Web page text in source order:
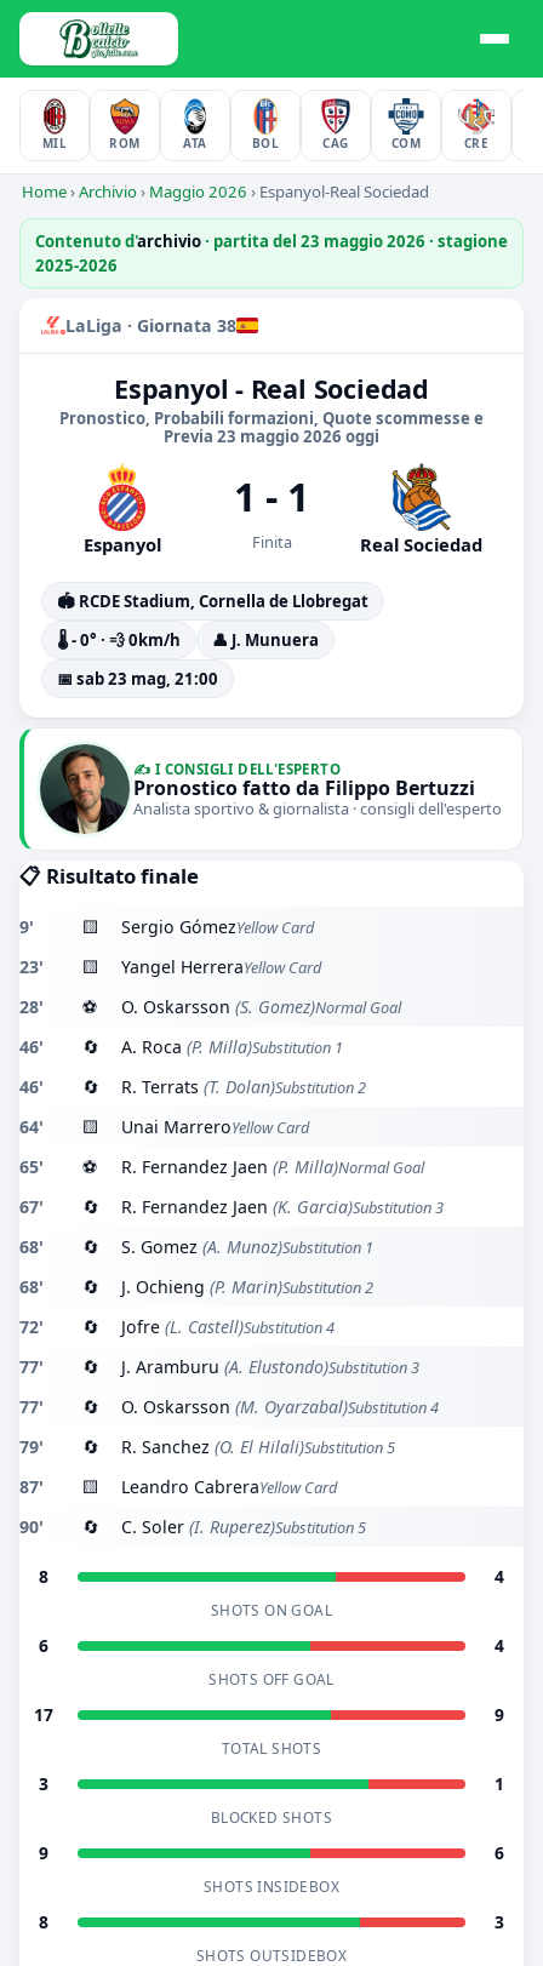
MIL ROM ATA BOL CAG COM CRE
Home›Archivio› Maggio 2026 › Espanyol-Real Sociedad
Contenuto d'archivio· partita del 23 maggio 2026 · stagione
2025-2026
LaLiga · Giornata 38
Espanyol - Real Sociedad
Pronostico, Probabili formazioni, Quote scommesse e
Previa 23 maggio 2026 oggi
Espanyol
1 - 1
Finita Real Sociedad
🏟️ RCDE Stadium, Cornella de Llobregat
🌡️ - 0° · 💨 0km/h
👤 J. Munuera
📅 sab 23 mag, 21:00
✍️ I CONSIGLI DELL'ESPERTO
Pronostico fatto da Filippo Bertuzzi
Analista sportivo & giornalista · consigli dell'esperto
📋 Risultato finale
9' 🟨 Sergio GómezYellow Card
23' 🟨 Yangel HerreraYellow Card
28' ⚽ O. Oskarsson (S. Gomez)Normal Goal
46' 🔄 A. Roca (P. Milla)Substitution 1
46' 🔄 R. Terrats (T. Dolan)Substitution 2
64' 🟨 Unai MarreroYellow Card
65' ⚽ R. Fernandez Jaen (P. Milla)Normal Goal
67' 🔄 R. Fernandez Jaen (K. Garcia)Substitution 3
68' 🔄 S. Gomez (A. Munoz)Substitution 1
68' 🔄 J. Ochieng (P. Marin)Substitution 2
72' 🔄 Jofre (L. Castell)Substitution 4
77' 🔄 J. Aramburu (A. Elustondo)Substitution 3
77' 🔄 O. Oskarsson (M. Oyarzabal)Substitution 4
79' 🔄 R. Sanchez (O. El Hilali)Substitution 5
87' 🟨 Leandro CabreraYellow Card
90' 🔄 C. Soler (I. Ruperez)Substitution 5
8 4
SHOTS ON GOAL
6 4
SHOTS OFF GOAL
17 9
TOTAL SHOTS
3 1
BLOCKED SHOTS
9 6
SHOTS INSIDEBOX
8 3
SHOTS OUTSIDEBOX